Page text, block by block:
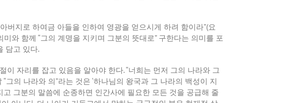
버지로 하여금 아들을 인하여 영광을 얻으시게 하려 함이라”(요
미와 함께 “그의 계명을 지키며 그분의 뜻대로” 구한다는 의미를 포
담고 있다.
절이 자리를 잡고 있음을 알아야 한다. “너희는 먼저 그의 나라와 그
“그의 나라와 의”라는 것은 ‘하나님의 왕국과 그 나라의 백성이 지
그분의 말씀에 순종하면 인간사에 필요한 모든 것을 공급해 줄